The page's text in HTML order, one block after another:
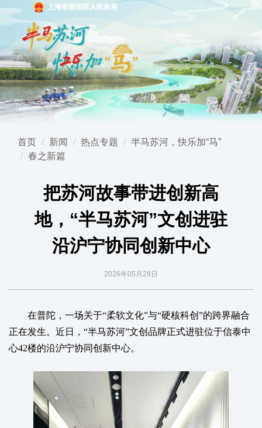
上海市普陀区人民政府
首页 新闻 热点专题
半马苏河，快乐加“马”
春之新篇
把苏河故事带进创新高
地，“半马苏河”文创进驻
沿沪宁协同创新中心
2026年05月28日
在普陀，一场关于“柔软文化”与“硬核科创”的跨界融合
正在发生。近日，“半马苏河”文创品牌正式进驻位于信泰中
心42楼的沿沪宁协同创新中心。